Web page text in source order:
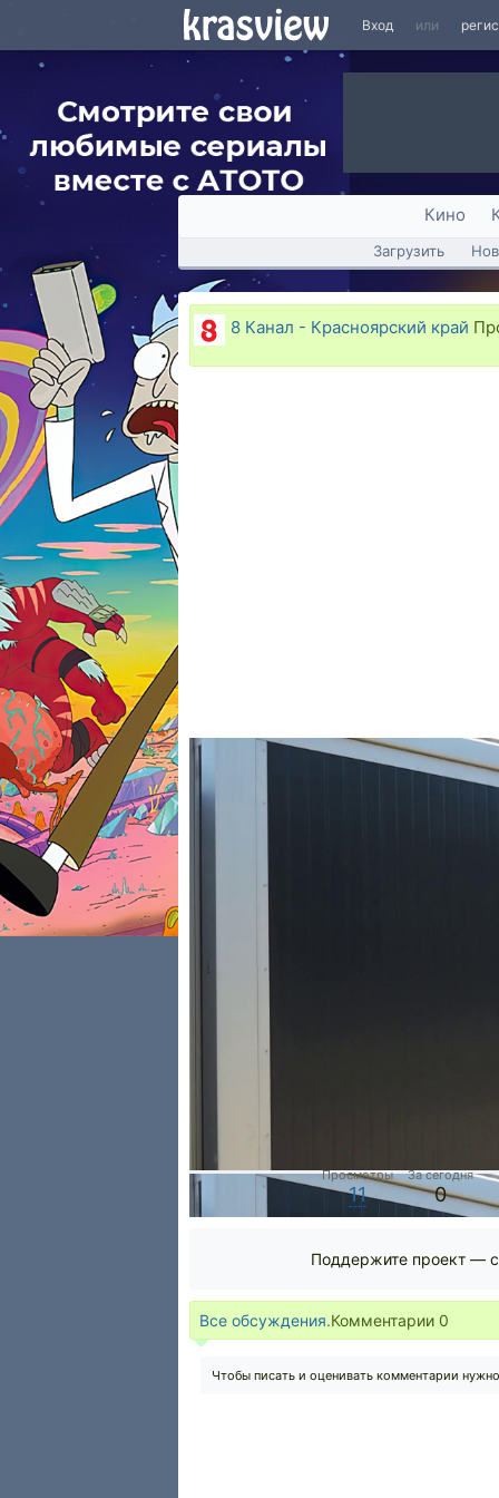
Вход или
Кино
Загрузить
8 Канал - Красноярский край
Просмотры
11
За сегодня
0
Поддержите проект —
Все обсуждения.Комментарии 0
Чтобы писать и оценивать комментарии нужно